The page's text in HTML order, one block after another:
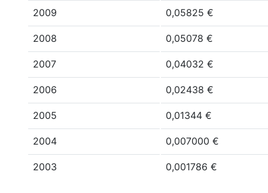
2009 0,05825 €
2008 0,05078 €
2007 0,04032 €
2006 0,02438 €
2005 0,01344 €
2004 0,007000 €
2003 0,001786 €